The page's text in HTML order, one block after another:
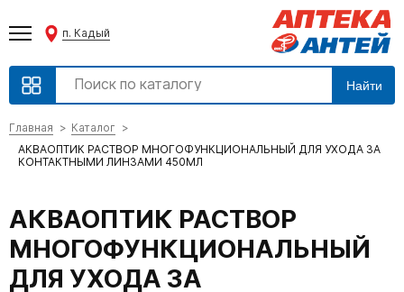
п. Кадый
Найти
Главная
Каталог
АКВАОПТИК РАСТВОР МНОГОФУНКЦИОНАЛЬНЫЙ ДЛЯ УХОДА ЗА
КОНТАКТНЫМИ ЛИНЗАМИ 450МЛ
АКВАОПТИК РАСТВОР
МНОГОФУНКЦИОНАЛЬНЫЙ
ДЛЯ УХОДА ЗА